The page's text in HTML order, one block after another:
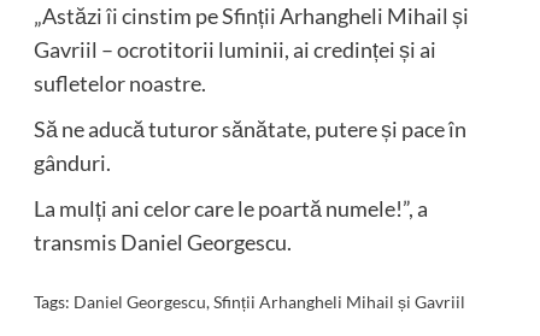
„Astăzi îi cinstim pe Sfinții Arhangheli Mihail și
Gavriil – ocrotitorii luminii, ai credinței și ai
sufletelor noastre.
Să ne aducă tuturor sănătate, putere și pace în
gânduri.
La mulți ani celor care le poartă numele!”, a
transmis Daniel Georgescu.
Tags: Daniel Georgescu,Sfinții Arhangheli Mihail și Gavriil